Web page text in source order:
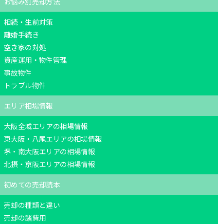
相続・生前対策
離婚手続き
空き家の対処
資産運用・物件管理
事故物件
トラブル物件
エリア相場情報
大阪全域エリアの相場情報
東大阪・八尾エリアの相場情報
堺・南大阪エリアの相場情報
北摂・京阪エリアの相場情報
初めての売却読本
売却の種類と違い
売却の諸費用